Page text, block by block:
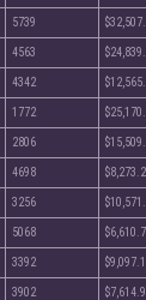
5739
4563
4342
1772
2806
4698
3256
5068
3392
3902